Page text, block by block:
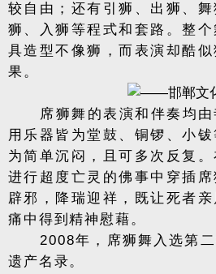
较自由；还有引狮、出狮、
狮、入狮等程式和套路。整
具造型不像狮，而表演却酷
果。
席狮舞的表演和伴奏均
用乐器皆为堂鼓、铜锣、小
为简单沉闷，且可多次反复。
进行超度亡灵的佛事中穿插
辟邪，降瑞迎祥，既让死者
痛中得到精神慰藉。
2008年，席狮舞入选第
遗产名录。